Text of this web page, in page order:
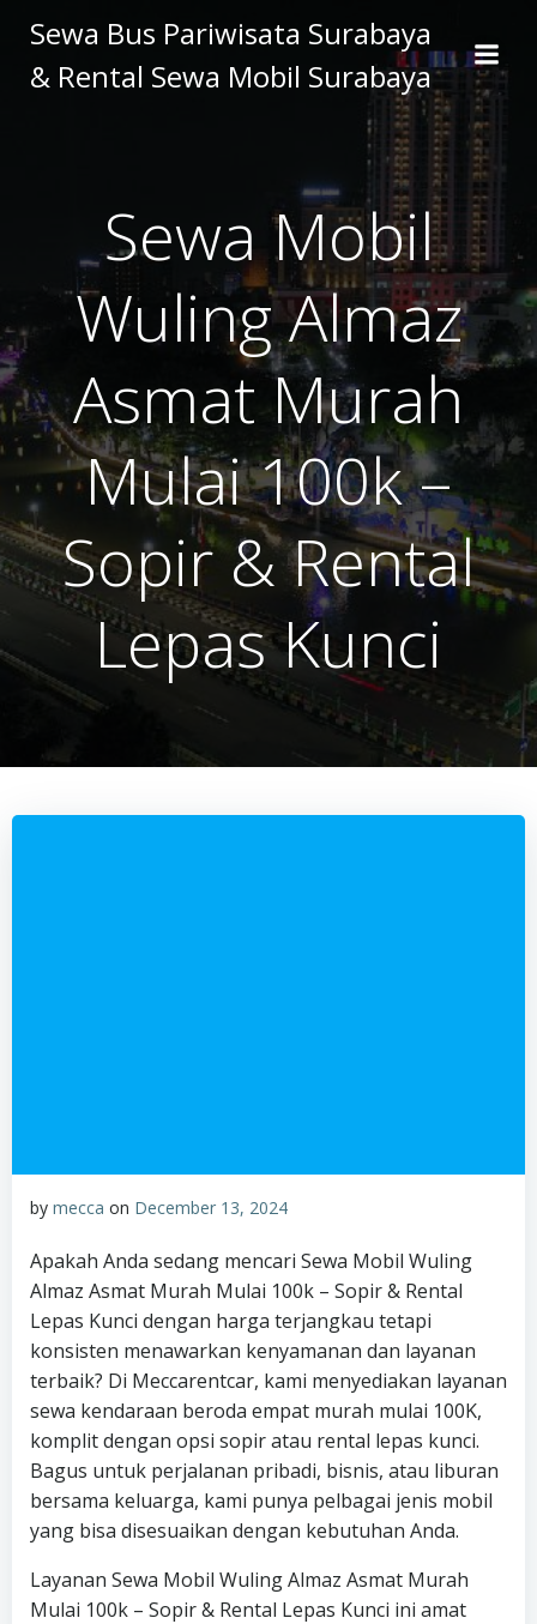
to
content
Sewa Bus Pariwisata Surabaya
& Rental Sewa Mobil Surabaya
Sewa Mobil
Wuling Almaz
Asmat Murah
Mulai 100k –
Sopir & Rental
Lepas Kunci
by mecca on December 13, 2024
Apakah Anda sedang mencari Sewa Mobil Wuling
Almaz Asmat Murah Mulai 100k – Sopir & Rental
Lepas Kunci dengan harga terjangkau tetapi
konsisten menawarkan kenyamanan dan layanan
terbaik? Di Meccarentcar, kami menyediakan layanan
sewa kendaraan beroda empat murah mulai 100K,
komplit dengan opsi sopir atau rental lepas kunci.
Bagus untuk perjalanan pribadi, bisnis, atau liburan
bersama keluarga, kami punya pelbagai jenis mobil
yang bisa disesuaikan dengan kebutuhan Anda.
Layanan Sewa Mobil Wuling Almaz Asmat Murah
Mulai 100k – Sopir & Rental Lepas Kunci ini amat